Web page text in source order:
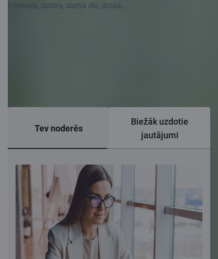
internets, dators, darba rīki, droša...
Tev noderēs
Biežāk uzdotie
jautājumi